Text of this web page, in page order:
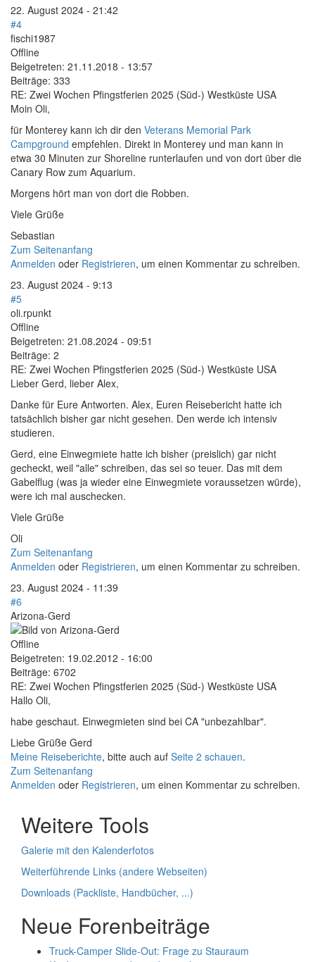
22. August 2024 - 21:42
#4
fischi1987
Offline
Beigetreten: 21.11.2018 - 13:57
Beiträge: 333
RE: Zwei Wochen Pfingstferien 2025 (Süd-) Westküste USA
Moin Oli,
für Monterey kann ich dir den Veterans Memorial Park
Campground empfehlen. Direkt in Monterey und man kann in
etwa 30 Minuten zur Shoreline runterlaufen und von dort über die
Canary Row zum Aquarium.
Morgens hört man von dort die Robben.
Viele Grüße
Sebastian
Zum Seitenanfang
Anmelden oder Registrieren, um einen Kommentar zu schreiben.
23. August 2024 - 9:13
#5
oli.rpunkt
Offline
Beigetreten: 21.08.2024 - 09:51
Beiträge: 2
RE: Zwei Wochen Pfingstferien 2025 (Süd-) Westküste USA
Lieber Gerd, lieber Alex,
Danke für Eure Antworten. Alex, Euren Reisebericht hatte ich
tatsächlich bisher gar nicht gesehen. Den werde ich intensiv
studieren.
Gerd, eine Einwegmiete hatte ich bisher (preislich) gar nicht
gecheckt, weil "alle" schreiben, das sei so teuer. Das mit dem
Gabelflug (was ja wieder eine Einwegmiete voraussetzen würde),
were ich mal auschecken.
Viele Grüße
Oli
Zum Seitenanfang
Anmelden oder Registrieren, um einen Kommentar zu schreiben.
23. August 2024 - 11:39
#6
Arizona-Gerd
Offline
Beigetreten: 19.02.2012 - 16:00
Beiträge: 6702
RE: Zwei Wochen Pfingstferien 2025 (Süd-) Westküste USA
Hallo Oli,
habe geschaut. Einwegmieten sind bei CA "unbezahlbar".
Liebe Grüße Gerd
Meine Reiseberichte, bitte auch auf Seite 2 schauen.
Zum Seitenanfang
Anmelden oder Registrieren, um einen Kommentar zu schreiben.
Weitere Tools
Galerie mit den Kalenderfotos
Weiterführende Links (andere Webseiten)
Downloads (Packliste, Handbücher, ...)
Neue Forenbeiträge
Truck-Camper Slide-Out: Frage zu Stauraum